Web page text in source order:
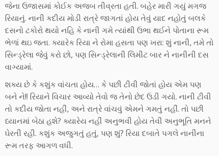
જેના ઉજાસમાં કોઈક અજબ તીવ્રતા હતી. બહેર મારી ગયું મગજ
રિયાનું. નાની કદીય મોડી રાત્રે જાગતાં હોય તેવું યાદ નહોતું બલકે
દસનો ટકોરો થયો નહિ કે નાની ગમે ત્યાંથી ઉભા થઈને પોતાના રૂમ
ભેળાં થઇ જતા. ક્યારેક રિયા ને રોમા હસતા પણ ખરા: શું નાની, તમે તો
સિન્ડ્રેલા જેવું કરો છો, પણ સિન્ડ્રેલાની લિમીટ બાર ને નાનીની દસ
વાગ્યામાં.
શક્ય છે કે કશુંક વાંચતા હોય… કે પછી ટીવી જોતાં હોય એમ પણ
બને ને!! રિયાને વિચાર આવ્યો તેવો જ તેનો છેદ ઉડી ગયો. નાની ટીવી
તો કદીય જોતા નહીં, અને રાત્રે વાંચવું એમને ગમતું નહીં. તો પછી
ધ્યાનમાં બેઠા હશે? ક્યારેય નહીં અનુભવી હોય તેવી અનુભૂતિ મનને
ઘેરતી રહી. કશુંક અજુગતું હતું, પણ શું? રિયા દબાતે પગલે નાનીના
રૂમ તરફ આગળ વધી.